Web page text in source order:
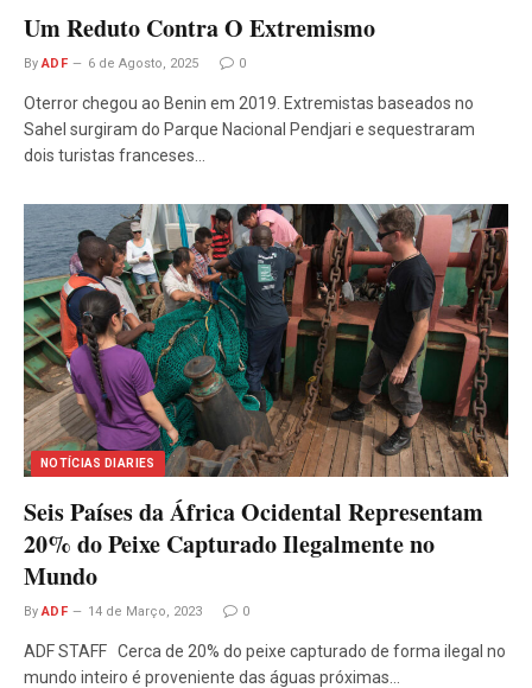
Um Reduto Contra O Extremismo
By ADF 6 de Agosto, 2025 0
Oterror chegou ao Benin em 2019. Extremistas baseados no
Sahel surgiram do Parque Nacional Pendjari e sequestraram
dois turistas franceses…
NOTÍCIAS DIARIES
Seis Países da África Ocidental Representam
20% do Peixe Capturado Ilegalmente no
Mundo
By ADF 14 de Março, 2023 0
ADF STAFF Cerca de 20% do peixe capturado de forma ilegal no
mundo inteiro é proveniente das águas próximas…